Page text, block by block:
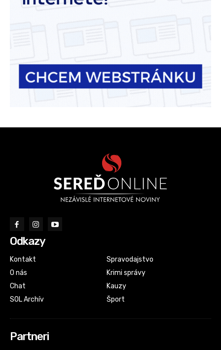
Odkazy
Kontakt
O nás
Chat
SOL Archív
Spravodajstvo
Krimi správy
Kauzy
Šport
Partneri